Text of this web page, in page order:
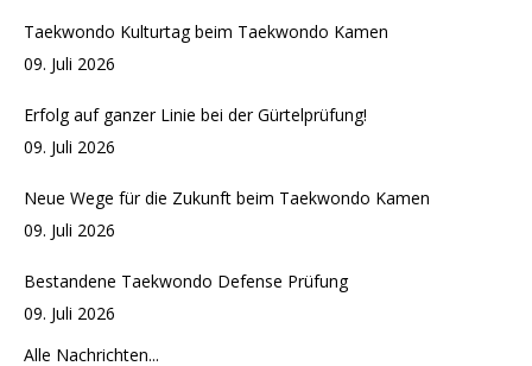
Taekwondo Kulturtag beim Taekwondo Kamen
09. Juli 2026
Erfolg auf ganzer Linie bei der Gürtelprüfung!
09. Juli 2026
Neue Wege für die Zukunft beim Taekwondo Kamen
09. Juli 2026
Bestandene Taekwondo Defense Prüfung
09. Juli 2026
Alle Nachrichten...